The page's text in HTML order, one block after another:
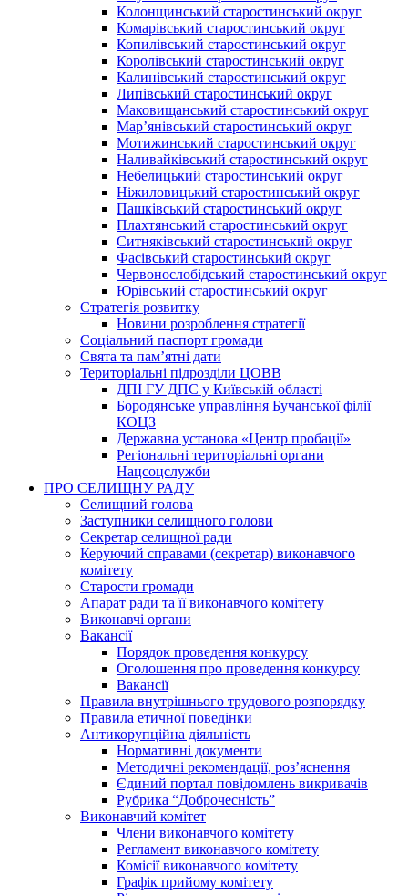
Колонщинський старостинський округ
Комарівський старостинський округ
Копилівський старостинський округ
Королівський старостинський округ
Калинівський старостинський округ
Липівський старостинський округ
Маковищанський старостинський округ
Мар’янівський старостинський округ
Мотижинський старостинський округ
Наливайківський старостинський округ
Небелицький старостинський округ
Ніжиловицький старостинський округ
Пашківський старостинський округ
Плахтянський старостинський округ
Ситняківський старостинський округ
Фасівський старостинський округ
Червонослобідський старостинський округ
Юрівський старостинський округ
Стратегія розвитку
Новини розроблення стратегії
Соціальний паспорт громади
Свята та пам’ятні дати
Територіальні підрозділи ЦОВВ
ДПІ ГУ ДПС у Київській області
Бородянське управління Бучанської філії
КОЦЗ
Державна установа «Центр пробації»
Регіональні територіальні органи
Нацсоцслужби
ПРО СЕЛИЩНУ РАДУ
Селищний голова
Заступники селищного голови
Секретар селищної ради
Керуючий справами (секретар) виконавчого
комітету
Старости громади
Апарат ради та її виконавчого комітету
Виконавчі органи
Вакансії
Порядок проведення конкурсу
Оголошення про проведення конкурсу
Вакансії
Правила внутрішнього трудового розпорядку
Правила етичної поведінки
Антикорупційна діяльність
Нормативні документи
Методичні рекомендації, роз’яснення
Єдиний портал повідомлень викривачів
Рубрика “Доброчесність”
Виконавчий комітет
Члени виконавчого комітету
Регламент виконавчого комітету
Комісії виконавчого комітету
Графік прийому комітету